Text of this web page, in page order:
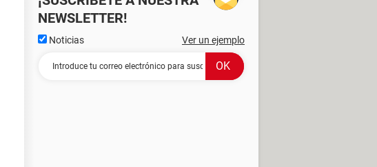
NEWSLETTER!
Noticias Ver un ejemplo